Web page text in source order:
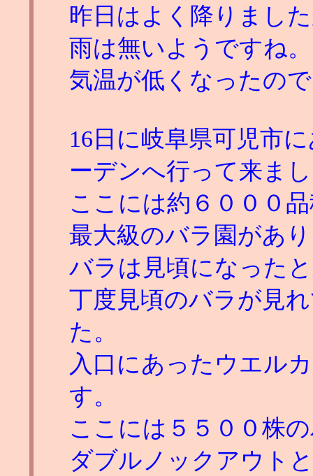
昨日はよく降りまし
雨は無いようですね。
気温が低くなったの
16日に岐阜県可児市
ーデンへ行って来ま
ここには約６０００
最大級のバラ園があ
バラは見頃になった
丁度見頃のバラが見
た。
入口にあったウエル
す。
ここには５５００株
ダブルノックアウト